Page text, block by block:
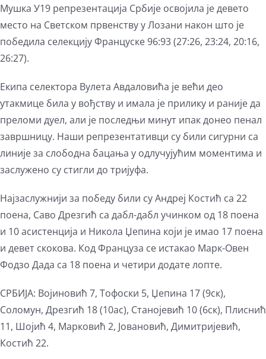
Мушка У19 репрезентација Србије освојила је девето
место на Светском првенству у Лозани након што је
победила селекцију Француске 96:93 (27:26, 23:24, 20:16,
26:27).
Екипа селектора Вулета Авдаловића је већи део
утакмице била у вођству и имала је прилику и раније да
преломи дуел, али је последњи минут ипак донео пенал
завршницу. Наши репрезентативци су били сигурни са
линије за слободна бацања у одлучујућим моментима и
заслужено су стигли до тријуфа.
Најзаслужнији за победу били су Андреј Костић са 22
поена, Саво Дрезгић са дабл-дабл учинком од 18 поена
и 10 асистенција и Никола Џепина који је имао 17 поена
и девет скокова. Код Француза се истакао Марк-Овен
Фодзо Дада са 18 поена и четири додате лопте.
СРБИЈА: Војиновић 7, Тофоски 5, Џепина 17 (9ск),
Соломун, Дрезгић 18 (10ас), Станојевић 10 (6ск), Плиснић
11, Шојић 4, Марковић 2, Јовановић, Димитријевић,
Костић 22.